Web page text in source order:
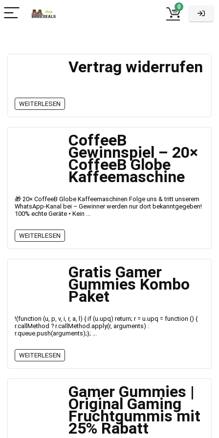
0
Vertrag widerrufen
WEITERLESEN
CoffeeB
Gewinnspiel – 20×
CoffeeB Globe
Kaffeemaschine
🎁 20× CoffeeB Globe Kaffeemaschinen Folge uns & tritt unserem
WhatsApp-Kanal bei – Gewinner werden nur dort bekanntgegeben!
100% echte Geräte • Kein ...
WEITERLESEN
Gratis Gamer
Gummies Kombo
Paket
!(function (u, p, v, i, r, a, l) { if (u.upq) return; r = u.upq = function () {
r.callMethod ? r.callMethod.apply(r, arguments) :
r.queue.push(arguments);}; ...
WEITERLESEN
Gamer Gummies |
Original Gaming
Fruchtgummis mit
25% Rabatt